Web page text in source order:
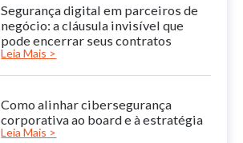
Segurança digital em parceiros de
negócio: a cláusula invisível que
pode encerrar seus contratos
Leia Mais >
Como alinhar cibersegurança
corporativa ao board e à estratégia
Leia Mais >